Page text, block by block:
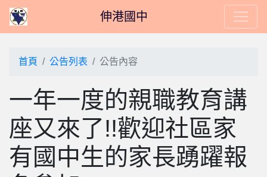
伸港國中
首頁 公告列表 公告內容
一年一度的親職教育講
座又來了!!歡迎社區家
有國中生的家長踴躍報